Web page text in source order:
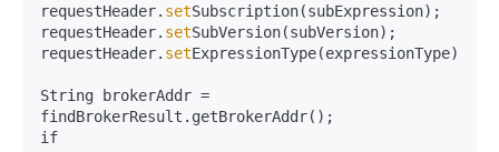
requestHeader. setSubscription(subExpression);
requestHeader. setSubVersion(subVersion);
requestHeader. setExpressionType(expressionType);
String brokerAddr =
findBrokerResult.getBrokerAddr();
if